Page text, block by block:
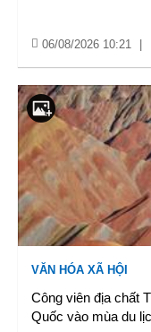
06/08/2026 10:21
VĂN HÓA XÃ HỘI
Công viên địa chất
Quốc vào mùa du